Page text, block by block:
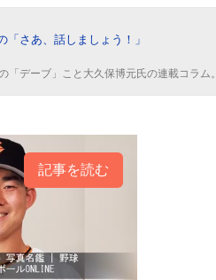
「さあ、話しましょう！」
「デーブ」こと大久保博元氏の連載コラム。
記事を読む